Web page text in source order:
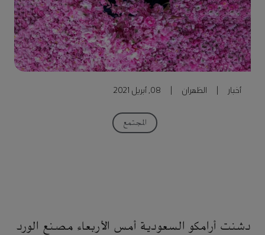
أخبار الظهران 08, أبريل 2021
المجتمع
دشنت أرامكو السعودية أمس الأربعاء مصنع الورد